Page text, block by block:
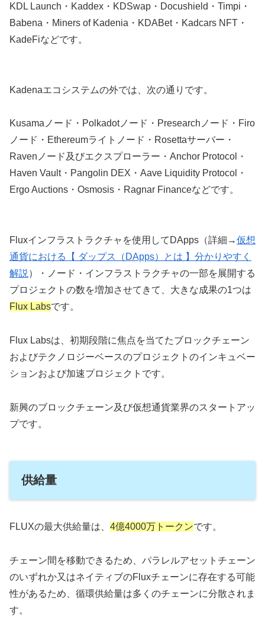
KDL Launch・Kaddex・KDSwap・Docushield・Timpi・
Babena・Miners of Kadenia・KDABet・Kadcars NFT・
KadeFiなどです。
Kadenaエコシステムの外では、次の通りです。
Kusamaノード・Polkadotノード・Presearchノード・Firo
ノード・Ethereumライトノード・Rosettaサーバー・
Ravenノード及びエクスプローラー・Anchor Protocol・
Haven Vault・Pangolin DEX・Aave Liquidity Protocol・
Ergo Auctions・Osmosis・Ragnar Financeなどです。
Fluxインフラストラクチャを使用してDApps（詳細→仮想
通貨における【 ダップス（DApps）とは 】分かりやすく
解説 ）・ノード・インフラストラクチャの一部を展開する
プロジェクトの数を増加させてきて、大きな成果の1つは
Flux Labsです。
Flux Labsは、初期段階に焦点を当てたブロックチェーン
およびテクノロジーベースのプロジェクトのインキュベー
ションおよび加速プロジェクトです。
新興のブロックチェーン及び仮想通貨業界のスタートアッ
プです。
供給量
FLUXの最大供給量は、 4億4000万トークンです。
チェーン間を移動できるため、パラレルアセットチェーン
のいずれか又はネイティブのFluxチェーンに存在する可能
性があるため、循環供給量は多くのチェーンに分散されま
す。